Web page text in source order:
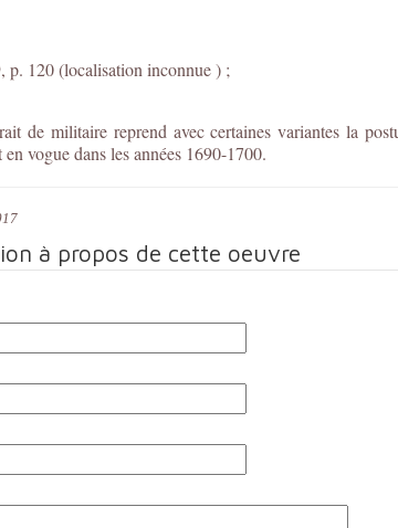
p. 120 (localisation inconnue ) ;
de militaire reprend avec certaines variantes la
vogue dans les années 1690-1700.
à propos de cette oeuvre